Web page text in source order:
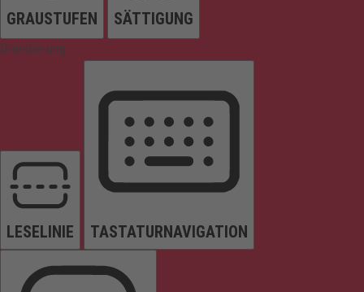
GRAUSTUFEN SÄTTIGUNG
Orientierung
LESELINIE TASTATURNAVIGATION